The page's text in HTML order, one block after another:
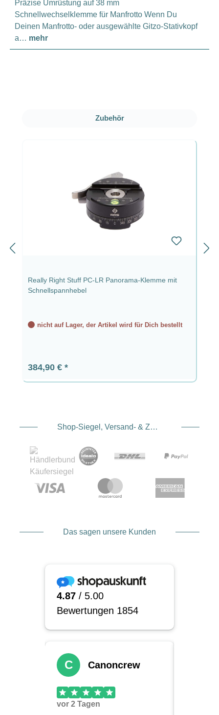
Präzise Umrüstung auf 38 mm
Schnellwechselklemme für Manfrotto Wenn Du
Deinen Manfrotto- oder ausgewählte Gitzo-Stativkopf
a… mehr
Produktgalerie überspringen
Zubehör
Really Right Stuff PC-LR Panorama-Klemme mit
Schnellspannhebel
nicht auf Lager, der Artikel wird für Dich bestellt
Regulärer Preis:
384,90 €
Shop-Siegel, Versand- & Zahlungsdienstleister
Das sagen unsere Kunden